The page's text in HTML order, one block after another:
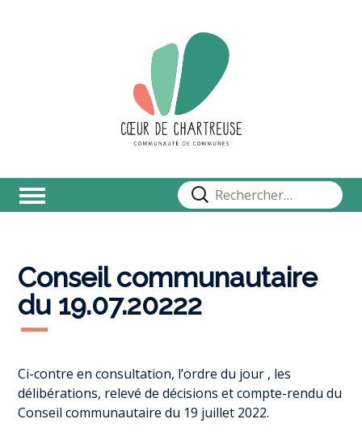
Rechercher :
Conseil communautaire
du 19.07.20222
Ci-contre en consultation, l’ordre du jour , les
délibérations, relevé de décisions et compte-rendu du
Conseil communautaire du 19 juillet 2022.